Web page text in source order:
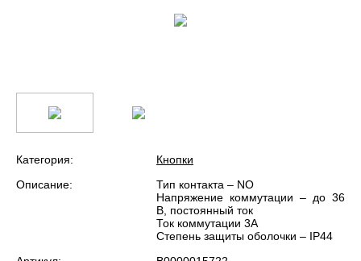
Категория:
Кнопки
Описание:
Тип контакта – NO
Напряжение коммутации – до 36
В, постоянный ток
Ток коммутации 3А
Степень защиты оболочки – IP44